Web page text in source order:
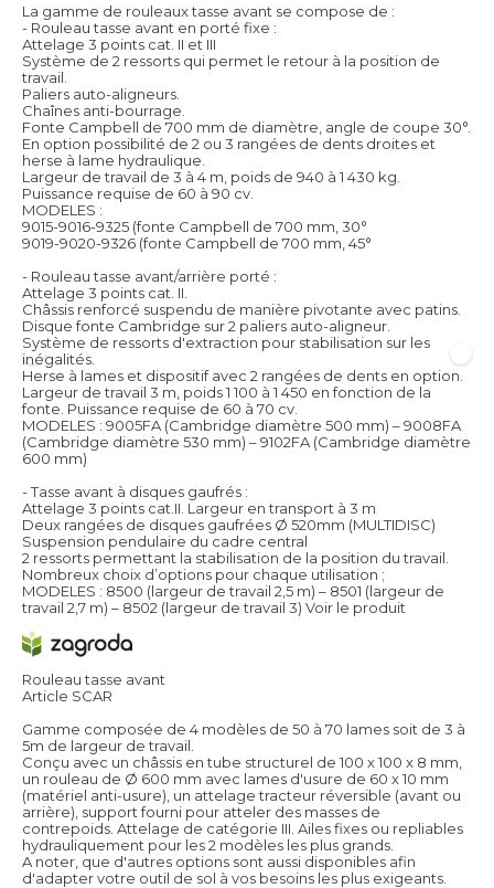
La gamme de rouleaux tasse avant se compose de :
- Rouleau tasse avant en porté fixe :
Attelage 3 points cat. II et III
Système de 2 ressorts qui permet le retour à la position de
travail.
Paliers auto-aligneurs.
Chaînes anti-bourrage.
Fonte Campbell de 700 mm de diamètre, angle de coupe 30°.
En option possibilité de 2 ou 3 rangées de dents droites et
herse à lame hydraulique.
Largeur de travail de 3 à 4 m, poids de 940 à 1 430 kg.
Puissance requise de 60 à 90 cv.
MODELES :
9015-9016-9325 (fonte Campbell de 700 mm, 30°
9019-9020-9326 (fonte Campbell de 700 mm, 45°
- Rouleau tasse avant/arrière porté :
Attelage 3 points cat. II.
Châssis renforcé suspendu de manière pivotante avec patins.
Disque fonte Cambridge sur 2 paliers auto-aligneur.
Système de ressorts d'extraction pour stabilisation sur les
inégalités.
Herse à lames et dispositif avec 2 rangées de dents en option.
Largeur de travail 3 m, poids 1 100 à 1 450 en fonction de la
fonte. Puissance requise de 60 à 70 cv.
MODELES : 9005FA (Cambridge diamètre 500 mm) – 9008FA
(Cambridge diamètre 530 mm) – 9102FA (Cambridge diamètre
600 mm)
- Tasse avant à disques gaufrés :
Attelage 3 points cat.II. Largeur en transport à 3 m
Deux rangées de disques gaufrées Ø 520mm (MULTIDISC)
Suspension pendulaire du cadre central
2 ressorts permettant la stabilisation de la position du travail.
Nombreux choix d’options pour chaque utilisation ;
MODELES : 8500 (largeur de travail 2,5 m) – 8501 (largeur de
travail 2,7 m) – 8502 (largeur de travail 3) Voir le produit
Rouleau tasse avant
Article SCAR
Gamme composée de 4 modèles de 50 à 70 lames soit de 3 à
5m de largeur de travail.
Conçu avec un châssis en tube structurel de 100 x 100 x 8 mm,
un rouleau de Ø 600 mm avec lames d'usure de 60 x 10 mm
(matériel anti-usure), un attelage tracteur réversible (avant ou
arrière), support fourni pour atteler des masses de
contrepoids. Attelage de catégorie III. Ailes fixes ou repliables
hydrauliquement pour les 2 modèles les plus grands.
A noter, que d'autres options sont aussi disponibles afin
d'adapter votre outil de sol à vos besoins les plus exigeants.